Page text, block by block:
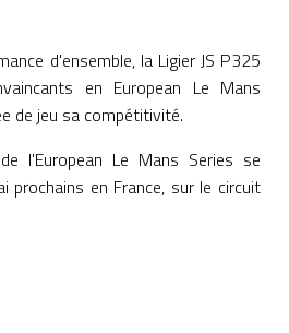
d'ensemble, la Ligier JS P325
en European Le Mans
de jeu sa compétitivité.
l'European Le Mans Series se
prochains en France, sur le circuit